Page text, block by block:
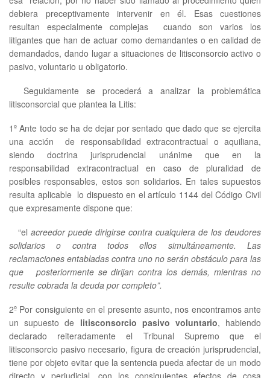
debiera preceptivamente intervenir en él. Esas cuestiones
resultan especialmente complejas cuando son varios los
litigantes que han de actuar como demandantes o en calidad de
demandados, dando lugar a situaciones de litisconsorcio activo o
pasivo, voluntario u obligatorio.
Seguidamente se procederá a analizar la problemática
litisconsorcial que plantea la Litis:
1º Ante todo se ha de dejar por sentado que dado que se ejercita
una acción de responsabilidad extracontractual o aquiliana,
siendo doctrina jurisprudencial unánime que en la
responsabilidad extracontractual en caso de pluralidad de
posibles responsables, estos son solidarios. En tales supuestos
resulta aplicable lo dispuesto en el artículo 1144 del Código Civil
que expresamente dispone que:
“el acreedor puede dirigirse contra cualquiera de los deudores
solidarios o contra todos ellos simultáneamente. Las
reclamaciones entabladas contra uno no serán obstáculo para las
que posteriormente se dirijan contra los demás, mientras no
resulte cobrada la deuda por completo”.
2º Por consiguiente en el presente asunto, nos encontramos ante
un supuesto de litisconsorcio pasivo voluntario, habiendo
declarado reiteradamente el Tribunal Supremo que el
litisconsorcio pasivo necesario, figura de creación jurisprudencial,
tiene por objeto evitar que la sentencia pueda afectar de un modo
directo y perjudicial, con los consiguientes efectos de cosa